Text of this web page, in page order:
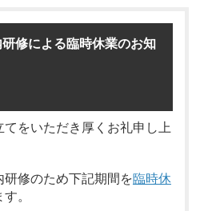
休業期間：
6（水）
常通り営業致しま
期間中にいただきましたお
は、
問い合わせにつきましては、
対応させていただきます。
かけいたしますが、何卒ご
ます。
修による臨時休業のお知
をいただき厚くお礼申し上
修のため下記期間を臨時休
。